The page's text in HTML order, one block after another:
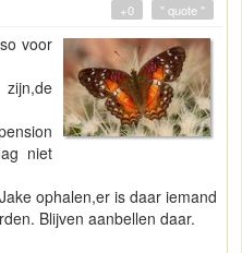
" quote "
+0
voor
niet
ophalen,er is daar iemand
Blijven aanbellen daar.